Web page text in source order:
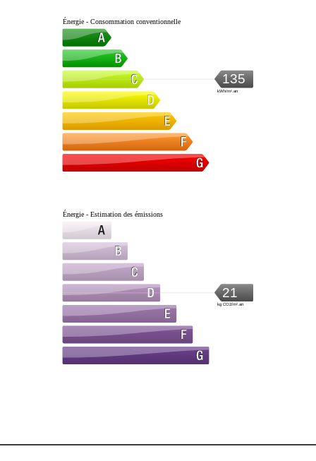
Énergie - Consommation conventionnelle
135
kWh/m².an
Énergie - Estimation des émissions
21
kg CO2/m².an